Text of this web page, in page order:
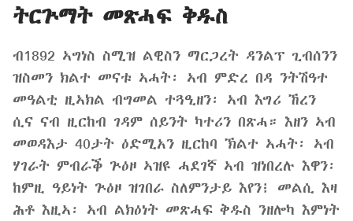
ትርጕማት መጽሓፍ ቅዱስ
ብ1892 ኣግነስ ስሚዝ ልዊስን ማርጋረት ዳንልፕ ጊብሰንን
ዝስመን ክልተ መናቱ ኣሓት፡ ኣብ ምድረ በዳ ንትሽዓተ
መዓልቲ ዚኣክል ብግመል ተጓዒዘን፡ ኣብ እግሪ ኸረን
ሲና ናብ ዚርከብ ገዳም ሰይንት ካተሪን በጽሓ። እዘን ኣብ
መወዳእታ 40ታት ዕድሚአን ዚርከባ ኽልተ ኣሓት፡ ኣብ
ሃገራት ምብራቕ ጕዕዞ ኣዝዩ ሓደገኛ ኣብ ዝነበረሉ እዋን፡
ከምዚ ዓይነት ጕዕዞ ዝገበራ ስለምንታይ እየን፧ መልሲ እዛ
ሕቶ እዚኣ፡ ኣብ ልክዕነት መጽሓፍ ቅዱስ ንዘሎካ እምነት